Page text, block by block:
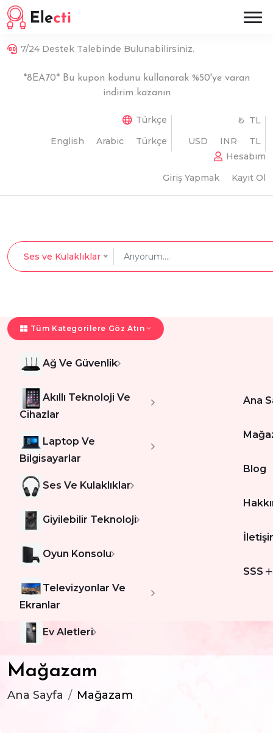
7/24 Destek Talebinde Bulunabilirsiniz.
*8EA70* Bu kupon kodunu kullanarak %50'ye varan
indirim kazanın
Türkçe
English
Arabic Türkçe
₺ TL
USD
INR
TL
Hesabım
Giriş Yapmak
Kayıt Ol
Ses ve Kulaklıklar
Tüm Kategorilere Göz Atın
Ağ Ve Güvenlik
Akıllı Teknoloji Ve
Cihazlar
Laptop Ve
Bilgisayarlar
Ses Ve Kulaklıklar
Giyilebilir Teknoloji
Oyun Konsolu
Televizyonlar Ve
Ekranlar
Ev Aletleri
Ana
Blog
SSS
Mağazam
Ana Sayfa Mağazam